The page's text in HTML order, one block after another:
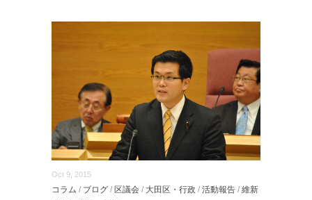
Oct 9, 2015
コラム / ブログ / 区議会 / 大田区・行政 / 活動報告 / 維新